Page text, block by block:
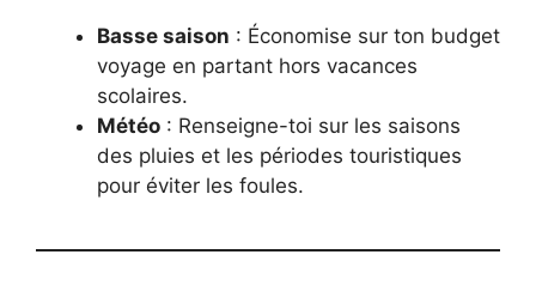
Basse saison : Économise sur ton budget
voyage en partant hors vacances
scolaires.
Météo : Renseigne-toi sur les saisons
des pluies et les périodes touristiques
pour éviter les foules.